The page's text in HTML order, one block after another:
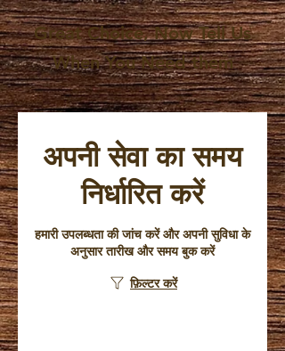
Great Choice, Now Tell Us
When You Need them
अपनी सेवा का समय
निर्धारित करें
हमारी उपलब्धता की जांच करें और अपनी सुविधा के
अनुसार तारीख और समय बुक करें
फ़िल्टर करें